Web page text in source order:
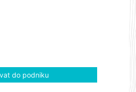
do podniku